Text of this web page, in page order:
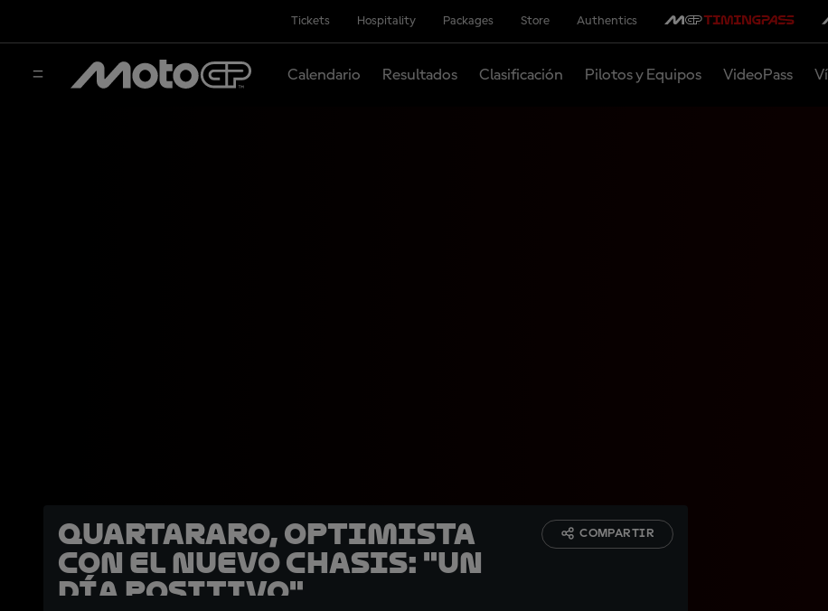
Tickets Hospitality Packages Store Authentics
Calendario Resultados Clasificación Pilotos y Equipos VideoPass
Quartararo, optimista
con el nuevo chasis: "Un
día positivo"
COMPARTIR